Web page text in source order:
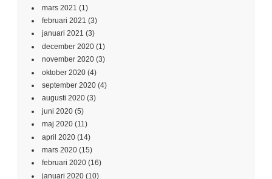
mars 2021 (1)
februari 2021 (3)
januari 2021 (3)
december 2020 (1)
november 2020 (3)
oktober 2020 (4)
september 2020 (4)
augusti 2020 (3)
juni 2020 (5)
maj 2020 (11)
april 2020 (14)
mars 2020 (15)
februari 2020 (16)
januari 2020 (10)